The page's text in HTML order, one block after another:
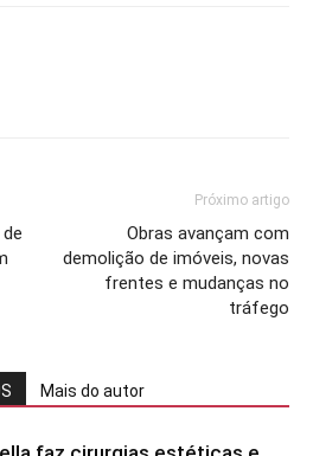
Próximo artigo
Obras avançam com
demolição de imóveis, novas
frentes e mudanças no
tráfego
Mais do autor